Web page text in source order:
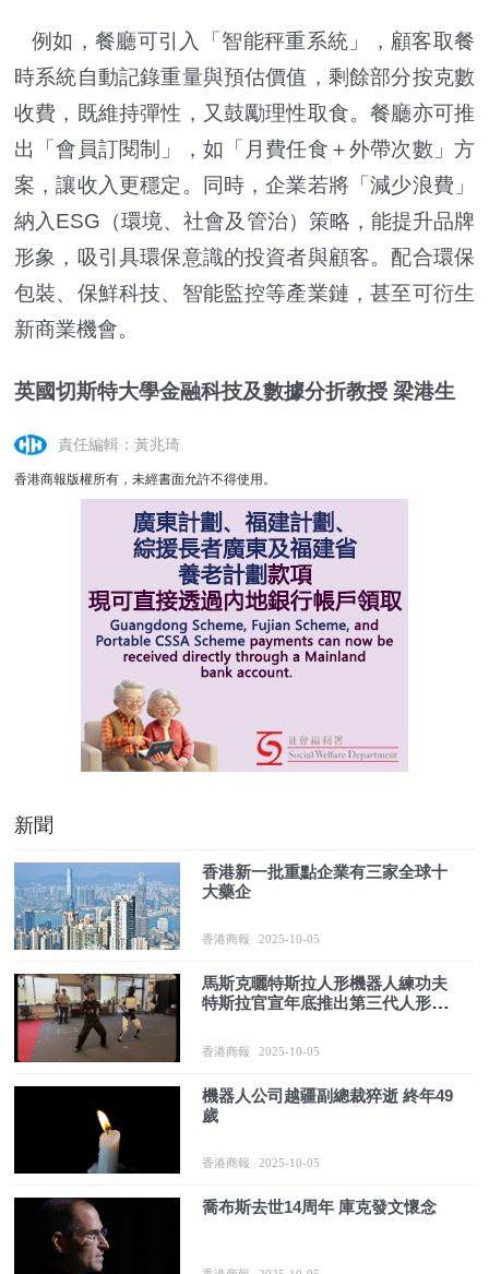
例如，餐廳可引入「智能秤重系統」，顧客取餐
時系統自動記錄重量與預估價值，剩餘部分按克數
收費，既維持彈性，又鼓勵理性取食。餐廳亦可推
出「會員訂閱制」，如「月費任食＋外帶次數」方
案，讓收入更穩定。同時，企業若將「減少浪費」
納入ESG（環境、社會及管治）策略，能提升品牌
形象，吸引具環保意識的投資者與顧客。配合環保
包裝、保鮮科技、智能監控等產業鏈，甚至可衍生
新商業機會。
英國切斯特大學金融科技及數據分折教授 梁港生
責任編輯：黃兆琦
香港商報版權所有，未經書面允許不得使用。
新聞
香港新一批重點企業有三家全球十
大藥企
香港商報 2025-10-05
馬斯克曬特斯拉人形機器人練功夫
特斯拉官宣年底推出第三代人形機
香港商報 2025-10-05
機器人公司越疆副總裁猝逝 終年49
歲
香港商報 2025-10-05
喬布斯去世14周年 庫克發文懷念